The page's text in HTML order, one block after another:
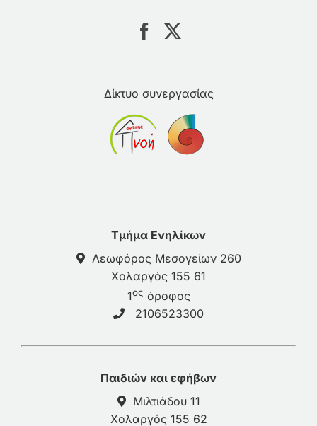
Δίκτυο συνεργασίας
Τμήμα Ενηλίκων
Λεωφόρος Μεσογείων 260
Χολαργός 155 61
1ος όροφος
2106523300
Παιδιών και εφήβων
Μιλτιάδου 11
Χολαργός 155 62